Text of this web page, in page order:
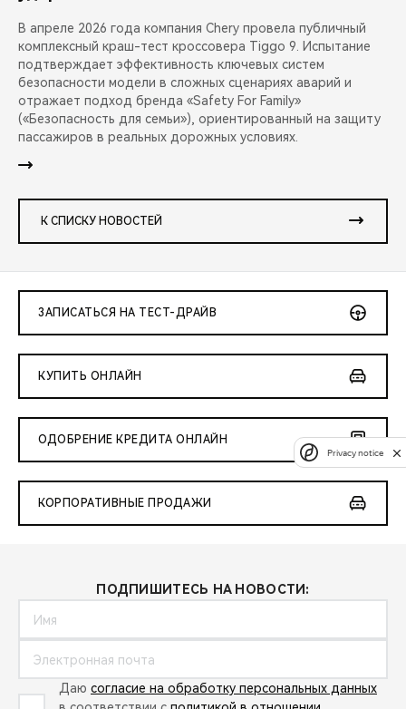
В апреле 2026 года компания Chery провела публичный
комплексный краш-тест кроссовера Tiggo 9. Испытание
подтверждает эффективность ключевых систем
безопасности модели в сложных сценариях аварий и
отражает подход бренда «Safety For Family»
(«Безопасность для семьи»), ориентированный на защиту
пассажиров в реальных дорожных условиях.
К СПИСКУ НОВОСТЕЙ
ЗАПИСАТЬСЯ НА ТЕСТ-ДРАЙВ
КУПИТЬ ОНЛАЙН
ОДОБРЕНИЕ КРЕДИТА ОНЛАЙН
КОРПОРАТИВНЫЕ ПРОДАЖИ
ПОДПИШИТЕСЬ НА НОВОСТИ:
Даю согласие на обработку персональных данных
Privacy notice